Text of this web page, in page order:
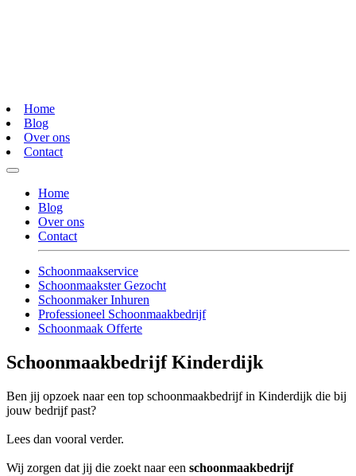
Home
Blog
Over ons
Contact
Home
Blog
Over ons
Contact
Schoonmaakservice
Schoonmaakster Gezocht
Schoonmaker Inhuren
Professioneel Schoonmaakbedrijf
Schoonmaak Offerte
Schoonmaakbedrijf Kinderdijk
Ben jij opzoek naar een top schoonmaakbedrijf in Kinderdijk die bij
jouw bedrijf past?
Lees dan vooral verder.
Wij zorgen dat jij die zoekt naar een schoonmaakbedrijf